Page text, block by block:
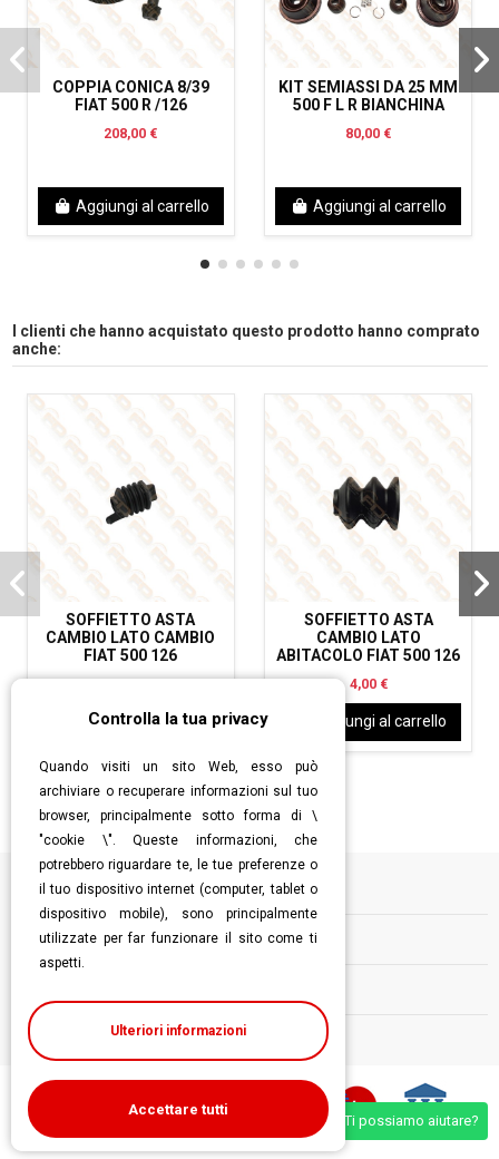
COPPIA CONICA 8/39
FIAT 500 R /126
208,00 €
Aggiungi al carrello
KIT SEMIASSI DA 25 MM
500 F L R BIANCHINA
80,00 €
Aggiungi al carrello
I clienti che hanno acquistato questo prodotto hanno comprato
anche:
SOFFIETTO ASTA
CAMBIO LATO CAMBIO
FIAT 500 126
Aggiungi al carrello
SOFFIETTO ASTA
CAMBIO LATO
ABITACOLO FIAT 500 126
4,00 €
Aggiungi al carrello
Informazioni
Follow us
Ti possiamo aiutare?
Controlla la tua privacy
Quando visiti un sito Web, esso può
archiviare o recuperare informazioni sul tuo
browser, principalmente sotto forma di \
"cookie \". Queste informazioni, che
potrebbero riguardare te, le tue preferenze o
il tuo dispositivo internet (computer, tablet o
dispositivo mobile), sono principalmente
utilizzate per far funzionare il sito come ti
aspetti.
Ulteriori informazioni
Accettare tutti